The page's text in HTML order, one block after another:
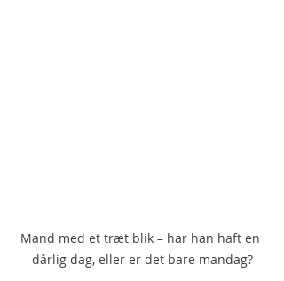
Mand med et træt blik – har han haft en
dårlig dag, eller er det bare mandag?